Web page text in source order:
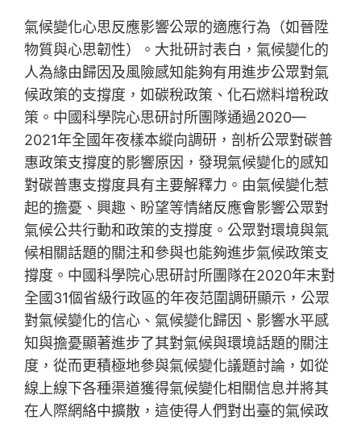
氣候變化心思反應影響公眾的適應行為（如晉陞
物質與心思韌性）。大批研討表白，氣候變化的
人為緣由歸因及風險感知能夠有用進步公眾對氣
候政策的支撐度，如碳稅政策、化石燃料增稅政
策。中國科學院心思研討所團隊通過2020—
2021年全國年夜樣本縱向調研，剖析公眾對碳普
惠政策支撐度的影響原因，發現氣候變化的感知
對碳普惠支撐度具有主要解釋力。由氣候變化惹
起的擔憂、興趣、盼望等情緒反應會影響公眾對
氣候公共行動和政策的支撐度。公眾對環境與氣
候相關話題的關注和參與也能夠進步氣候政策支
撐度。中國科學院心思研討所團隊在2020年末對
全國31個省級行政區的年夜范圍調研顯示，公眾
對氣候變化的信心、氣候變化歸因、影響水平感
知與擔憂顯著進步了其對氣候與環境話題的關注
度，從而更積極地參與氣候變化議題討論，如從
線上線下各種渠道獲得氣候變化相關信息并將其
在人際網絡中擴散，這使得人們對出臺的氣候政